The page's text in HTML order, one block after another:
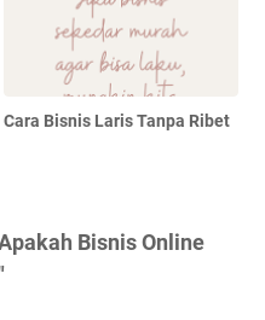
Cara Bisnis Laris Tanpa Ribet
Bisnis Online